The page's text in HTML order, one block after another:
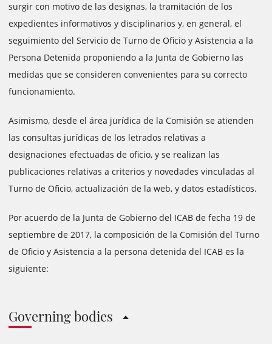
surgir con motivo de las designas, la tramitación de los
expedientes informativos y disciplinarios y, en general, el
seguimiento del Servicio de Turno de Oficio y Asistencia a la
Persona Detenida proponiendo a la Junta de Gobierno las
medidas que se consideren convenientes para su correcto
funcionamiento.
Asimismo, desde el área jurídica de la Comisión se atienden
las consultas jurídicas de los letrados relativas a
designaciones efectuadas de oficio, y se realizan las
publicaciones relativas a criterios y novedades vinculadas al
Turno de Oficio, actualización de la web, y datos estadísticos.
Por acuerdo de la Junta de Gobierno del ICAB de fecha 19 de
septiembre de 2017, la composición de la Comisión del Turno
de Oficio y Asistencia a la persona detenida del ICAB es la
siguiente:
Governing bodies